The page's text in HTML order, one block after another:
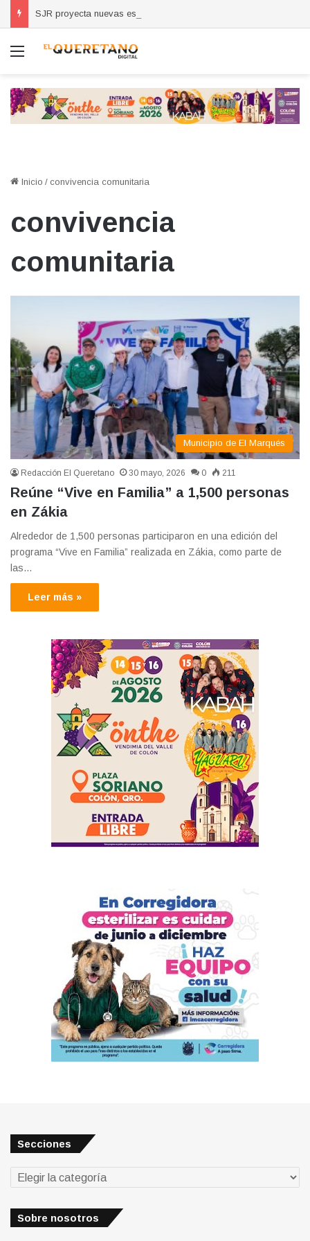
Menú
Inicio / convivencia comunitaria
convivencia
comunitaria
Municipio de El Marqués
Redacción El Queretano 30 mayo, 2026 0 211
Reúne “Vive en Familia” a 1,500 personas
en Zákia
Alrededor de 1,500 personas participaron en una edición del
programa “Vive en Familia” realizada en Zákia, como parte de
las…
Leer más »
Secciones
Secciones
Sobre nosotros